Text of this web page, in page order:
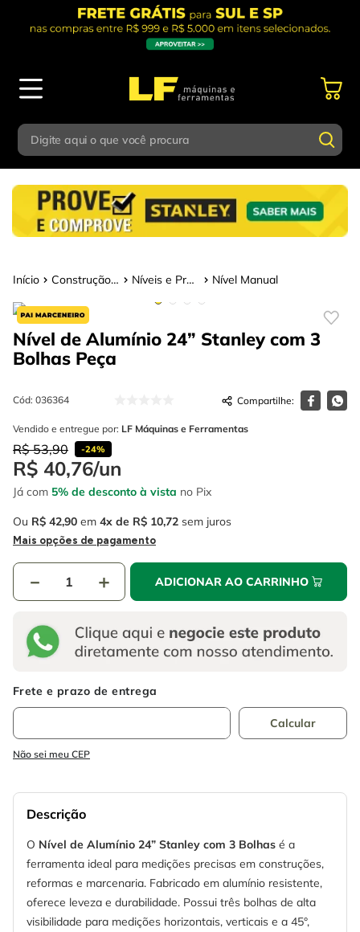
Digite aqui o que você procura
Digite aqui o que você procura
Construção Civil Níveis e Prumos Nível Manual
Nível de Alumínio 24” Stanley com 3
Bolhas Peça
Cód: 036364
Vendido e entregue por: LF Máquinas e Ferramentas
R$ 53,90 -24%
R$ 40,76/un
Já com 5% de desconto à vista no Pix
Ou R$ 42,90 em 4 R$ 10,72 sem juros
Mais opções de pagamento
＋
－ ADICIONAR AO CARRINHO
Não sei meu CEP
Descrição
O Nível de Alumínio 24” Stanley com 3 Bolhas é a
ferramenta ideal para medições precisas em construções,
reformas e marcenaria. Fabricado em alumínio resistente,
oferece leveza e durabilidade. Possui três bolhas de alta
visibilidade para medições horizontais, verticais e a 45°,
Termos mais buscados
1º parafusadeira
3 º esmerilhadeira
4º escada
5º serra circular
6º fio
7º serra copo
8º disco corte
9 chave impacto
10º luva
Termos mais buscados
º
º esmerilhadeira
º escada
º serra circular
º fio
º serra copo
º disco corte
º chave impacto